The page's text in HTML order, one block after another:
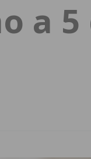
a 5